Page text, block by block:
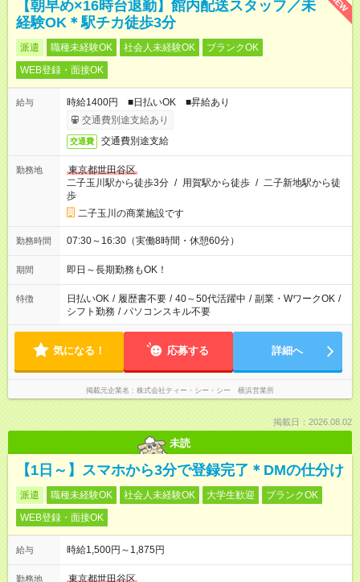
【朝早め×16時台退勤】館内配送スタッフ／未
経験OK＊駅チカ徒歩3分
派遣 職種未経験OK 社会人未経験OK
ブランクOK
WEB登録・面接OK
給与
時給1400円 ■日払いOK ■昇給あり
交通費別途支給あり
交通費 交通費別途支給
勤務地
東京都世田谷区
二子玉川駅から徒歩3分 / 用賀駅から徒歩 / 二子新地駅から徒
歩
二子玉川の商業施設です
勤務時間 07:30～16:30（実働8時間・休憩60分）
期間 即日～長期勤務もOK！
特徴 日払いOK / 履歴書不要 / 40～50代活躍中 / 副業・WワークOK /
シフト勤務 / パソコンスキル不要
気になる！ 応募する 詳細へ
掲載元企業名 株式会社ティー・シー・シー 横浜営業所
掲載日：2026.08.02
未読
【1日～】スマホから3分で登録完了＊DMの仕分け
派遣 職種未経験OK 社会人未経験OK 大学生歓迎
ブランクOK
WEB登録・面接OK
給与 時給1,500円～1,875円
勤務地
東京都世田谷区